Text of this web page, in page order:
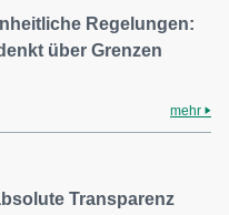
Regelungen:
über Grenzen
mehr
Transparenz